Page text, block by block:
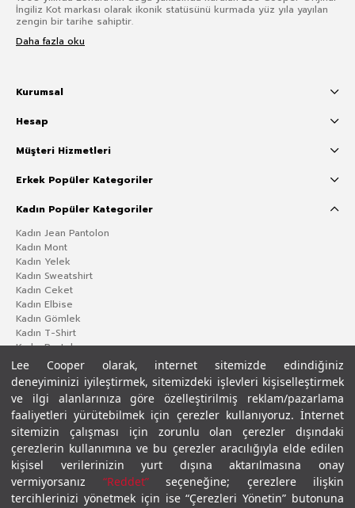
Lee Cooper olarak, internet sitemizde edindiğiniz
deneyiminizi iyileştirmek, sitemizdeki işlevleri kişiselleştirmek
ve ilgi alanlarınıza göre özelleştirilmiş reklam/pazarlama
faaliyetleri yürütebilmek için çerezler kullanıyoruz. İnternet
sitemizin çalışması için zorunlu olan çerezler dışındaki
çerezlerin kullanımına ve bu çerezler aracılığıyla elde edilen
kişisel verilerinizin yurt dışına aktarılmasına onay
vermiyorsanız “Reddet”seçeneğine; çerezlere ilişkin
tercihlerinizi yönetmek için ise “Çerezleri Yönetin” butonuna
İngiliz Kot markası olarak ikonik statüsünü kurmada yüz yıla yayılan
zengin bir tarihe sahiptir.
Daha fazla oku
Kurumsal
Hesap
Müşteri Hizmetleri
Erkek Popüler Kategoriler
Kadın Popüler Kategoriler
Kadın Jean Pantolon
Kadın Mont
Kadın Yelek
Kadın Sweatshirt
Kadın Ceket
Kadın Elbise
Kadın Gömlek
Kadın T-Shirt
Kadın Pantolon
Gizlilik PolitikasıÇerez PolitikasıKVKK Aydınlatma MetniŞartlar ve Koşullar